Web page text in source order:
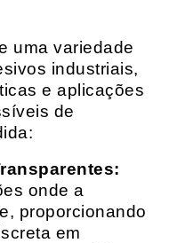
uma variedade
industriais,
e aplicações
de
onde a
proporcionando
em